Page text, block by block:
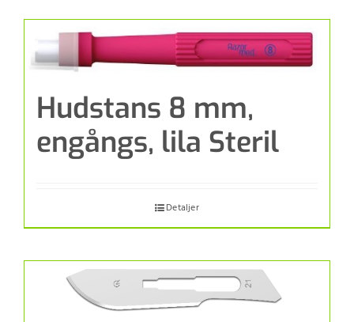
Hudstans 8 mm,
engångs, lila Steril
Detaljer